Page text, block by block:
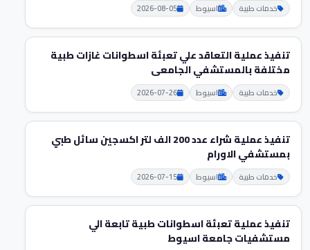
خدمات طبية اسيوط 2026-08-05
تنفيذ عملية التعاقد علي تعبئة اسطوانات غازات طبية
مختلفة بالمستشفي الجامعى
خدمات طبية اسيوط 2026-07-26
تنفيذ عملية شراء عدد 200 الف لتر اكسجين سائل طبي
بمستشفي الاورام
خدمات طبية اسيوط 2026-07-15
تنفيذ عملية تعبئة اسطوانات طبية تابعة الي
مستشفيات جامعة اسيوط